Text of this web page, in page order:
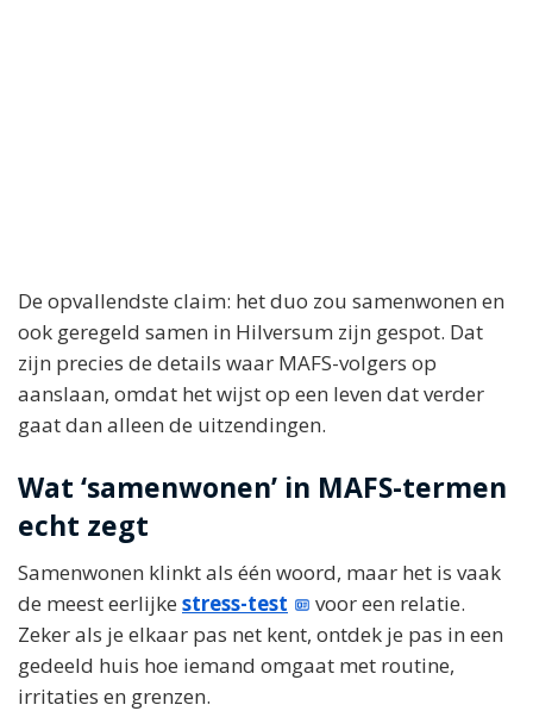
De opvallendste claim: het duo zou samenwonen en
ook geregeld samen in Hilversum zijn gespot. Dat
zijn precies de details waar MAFS-volgers op
aanslaan, omdat het wijst op een leven dat verder
gaat dan alleen de uitzendingen.
Wat ‘samenwonen’ in MAFS-termen
echt zegt
Samenwonen klinkt als één woord, maar het is vaak
de meest eerlijke stress-test
voor een relatie.
Zeker als je elkaar pas net kent, ontdek je pas in een
gedeeld huis hoe iemand omgaat met routine,
irritaties en grenzen.